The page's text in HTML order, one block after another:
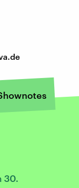
30.